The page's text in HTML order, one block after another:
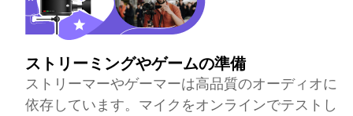
ストリーミングやゲームの準備
ストリーマーやゲーマーは高品質のオーディオに
依存しています。マイクをオンラインでテストし